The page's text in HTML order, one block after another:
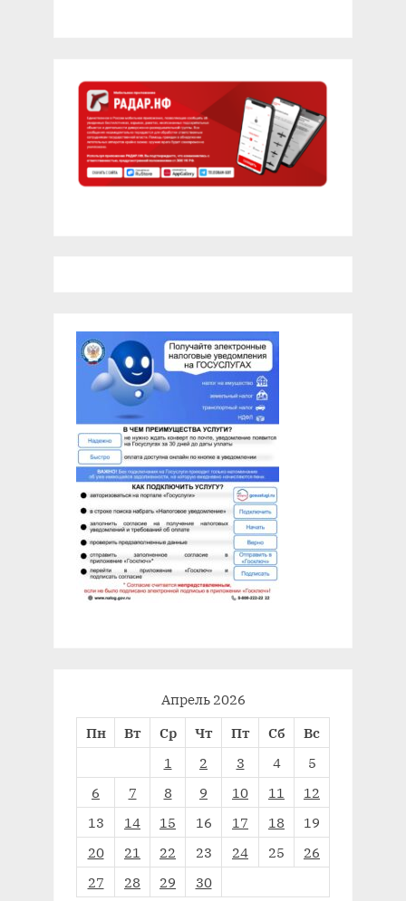
Апрель 2026
Пн
Вт Ср Чт Пт Сб
Вс
1
2 3 4
5
6
7 8 9 10 11
12
13
14 15 16 17 18
19
20
21 22 23 24 25
26
27
28 29
30